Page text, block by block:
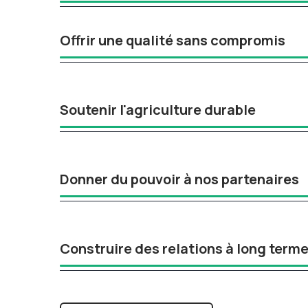
Offrir une qualité sans compromis
Soutenir l'agriculture durable
Donner du pouvoir à nos partenaires
Construire des relations à long terme